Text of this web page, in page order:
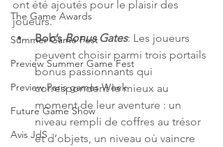
The Game Awards
Summer Game Fest
Preview Summer Game Fest
Preview Paris games Week
Future Game Show
Avis JdS
ont été ajoutés pour le plaisir des
joueurs.
Bob’s Bonus Gates: Les joueurs
peuvent choisir parmi trois portails
bonus passionnants qui
correspondent le mieux au
moment de leur aventure : un
niveau rempli de coffres au trésor
et d’objets, un niveau où vaincre